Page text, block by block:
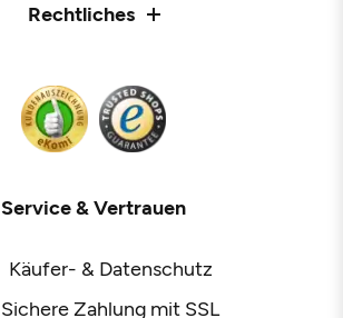
Rechtliches
Service & Vertrauen
Käufer- & Datenschutz
Sichere Zahlung mit SSL